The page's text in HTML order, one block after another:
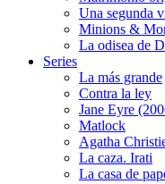
Una segunda
Minions &
La odisea de
Series
La más grande
Contra la ley
Jane Eyre
Matlock
Agatha
La caza. Irati
La casa de